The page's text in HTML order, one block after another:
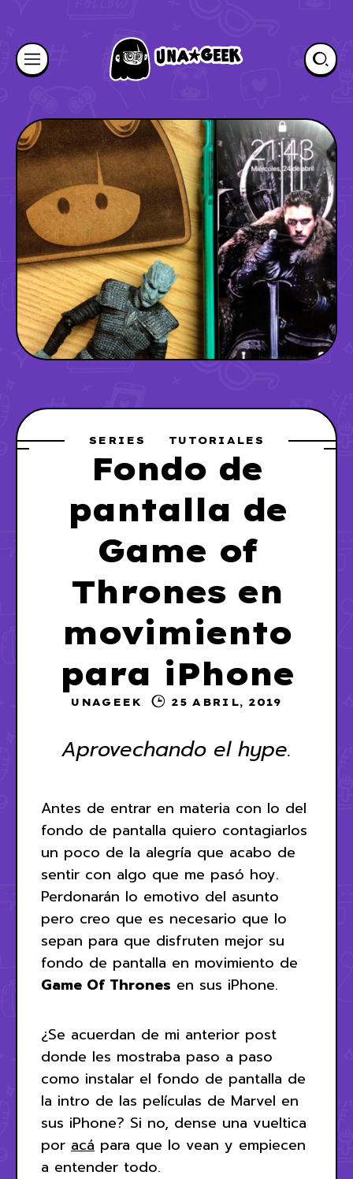
SERIES TUTORIALES
Fondo de
pantalla de
Game of
Thrones en
movimiento
para iPhone
UNAGEEK 25 ABRIL, 2019
Aprovechando el hype.
Antes de entrar en materia con lo del
fondo de pantalla quiero contagiarlos
un poco de la alegría que acabo de
sentir con algo que me pasó hoy.
Perdonarán lo emotivo del asunto
pero creo que es necesario que lo
sepan para que disfruten mejor su
fondo de pantalla en movimiento de
Game Of Thrones en sus iPhone.
¿Se acuerdan de mi anterior post
donde les mostraba paso a paso
como instalar el fondo de pantalla de
la intro de las películas de Marvel en
sus iPhone? Si no, dense una vueltica
por acá para que lo vean y empiecen
a entender todo.